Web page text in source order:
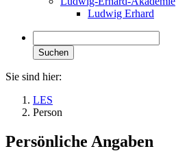
Ludwig Erhard
Suchen
Sie sind hier:
LES
Person
Persönliche Angaben